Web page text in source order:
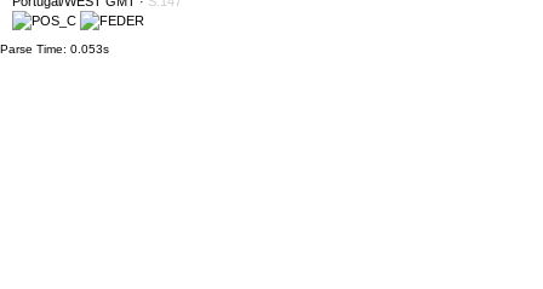
Parse Time: 0.053s